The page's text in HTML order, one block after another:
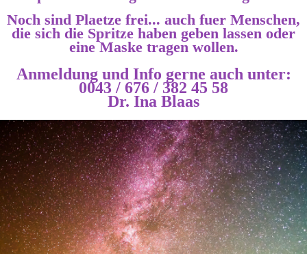
Noch sind Plaetze frei... auch fuer Menschen,
die sich die Spritze haben geben lassen oder
eine Maske tragen wollen.
Anmeldung und Info gerne auch unter:
0043 / 676 / 382 45 58
Dr. Ina Blaas